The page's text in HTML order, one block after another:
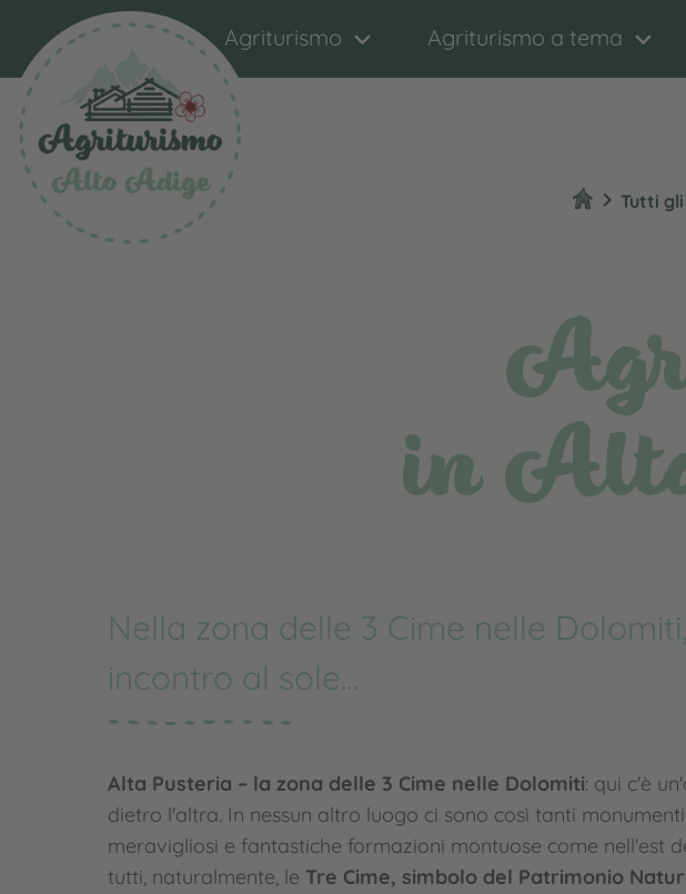
Agriturismo Agriturismo a tema
chevron_right Tutti
in
Nella zona delle 3 Cime nelle
incontro al sole…
Alta Pusteria – la zona delle 3 Cime nelle Dolomiti: qui c'è
dietro l'altra. In nessun altro luogo ci sono così tanti
meravigliosi e fantastiche formazioni montuose come nell'est
tutti, naturalmente, le Tre Cime, simbolo del Patrimonio